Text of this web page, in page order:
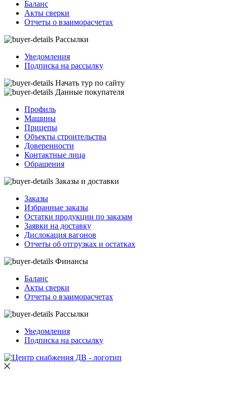
Баланс
Акты сверки
Отчеты о взаиморасчетах
Рассылки
Уведомления
Подписка на рассылку
Начать тур по сайту
Данные покупателя
Профиль
Машины
Прицепы
Объекты строительства
Доверенности
Контактные лица
Обращения
Заказы и доставки
Заказы
Избранные заказы
Остатки продукции по заказам
Заявки на доставку
Дислокация вагонов
Отчеты об отгрузках и остатках
Финансы
Баланс
Акты сверки
Отчеты о взаиморасчетах
Рассылки
Уведомления
Подписка на рассылку